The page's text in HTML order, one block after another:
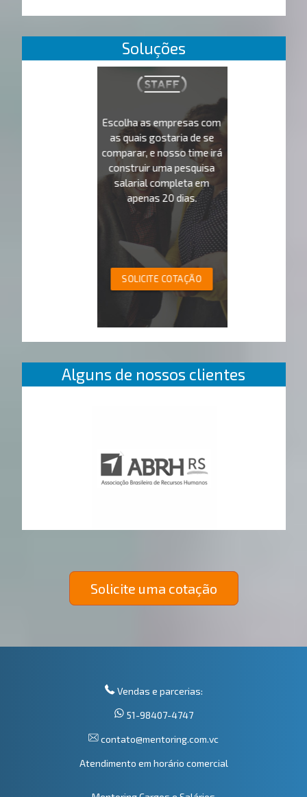
Soluções
Escolha as empresas com
as quais gostaria de se
comparar, e nosso time irá
construir uma pesquisa
salarial completa em
apenas 20 dias.
SOLICITE COTAÇÃO
Alguns de nossos clientes
Solicite uma cotação
Vendas e parcerias:
51-98407-4747
contato@mentoring.com.vc
Atendimento em horário comercial